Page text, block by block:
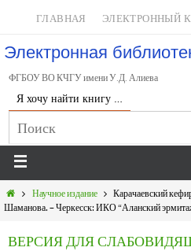
ГЛАВНАЯ ЭЛЕКТРОННЫЙ
Электронная
ФГБОУ ВО КЧГУ имени У.Д. Алиева
Я хочу найти книгу …
Научное издание
Карачаевский
Шаманова. – Черкесск: ИКО “Аланский
ВЕРСИЯ ДЛЯ